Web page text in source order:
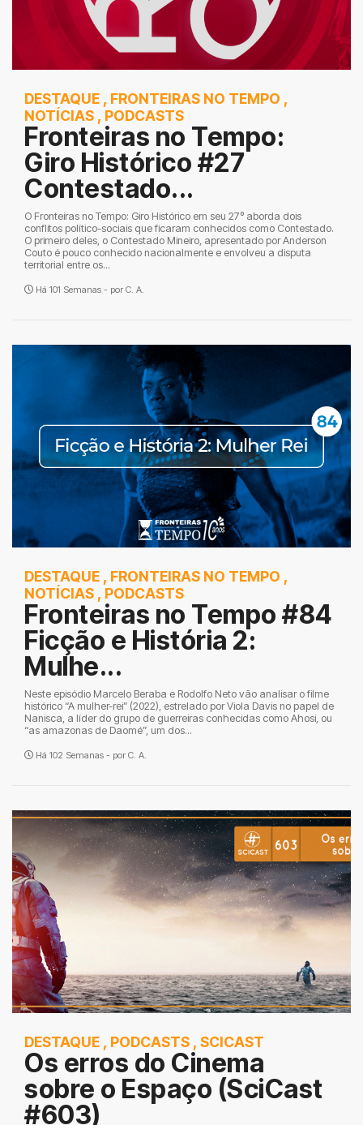
DESTAQUE , FRONTEIRAS NO TEMPO ,
NOTÍCIAS , PODCASTS
Fronteiras no Tempo:
Giro Histórico #27
Contestado...
O Fronteiras no Tempo: Giro Histórico em seu 27º aborda dois
conflitos político-sociais que ficaram conhecidos como Contestado.
O primeiro deles, o Contestado Mineiro, apresentado por Anderson
Couto é pouco conhecido nacionalmente e envolveu a disputa
territorial entre os...
Há 101 Semanas - por C. A.
DESTAQUE , FRONTEIRAS NO TEMPO ,
NOTÍCIAS , PODCASTS
Fronteiras no Tempo #84
Ficção e História 2:
Mulhe...
Neste episódio Marcelo Beraba e Rodolfo Neto vão analisar o filme
histórico “A mulher-rei” (2022), estrelado por Viola Davis no papel de
Nanisca, a líder do grupo de guerreiras conhecidas como Ahosi, ou
“as amazonas de Daomé”, um dos...
Há 102 Semanas - por C. A.
DESTAQUE , PODCASTS , SCICAST
Os erros do Cinema
sobre o Espaço (SciCast
#603)